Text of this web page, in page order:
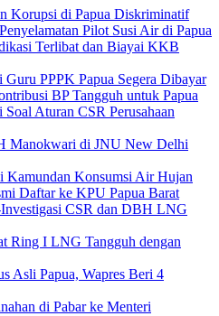
Korupsi di Papua Diskriminatif
Pilot Susi Air di Papua
Terlibat dan Biayai KKB
PPPK Papua Segera Dibayar
BP Tangguh untuk Papua
Aturan CSR Perusahaan
Manokwari di JNU New Delhi
Kamundan Konsumsi Air Hujan
Daftar ke KPU Papua Barat
CSR dan DBH LNG
Ring I LNG Tangguh dengan
Asli Papua, Wapres Beri 4
di Pabar ke Menteri